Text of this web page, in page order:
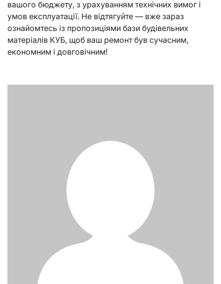
вашого бюджету, з урахуванням технічних вимог і
умов експлуатації. Не відтягуйте — вже зараз
ознайомтесь із пропозиціями бази будівельних
матеріалів КУБ, щоб ваш ремонт був сучасним,
економним і довговічним!